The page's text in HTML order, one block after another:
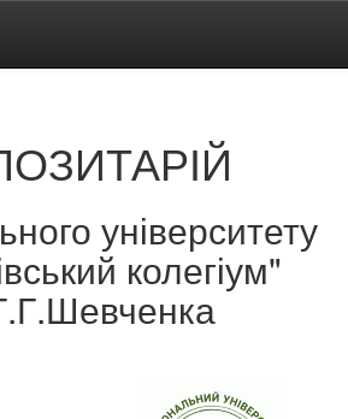
університету
колегіум"